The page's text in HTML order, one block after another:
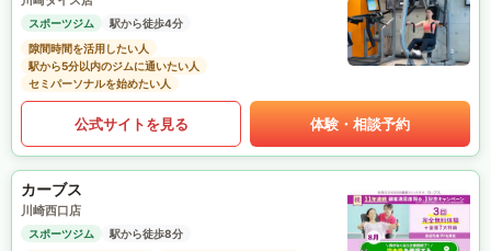
スポーツジム
駅から徒歩4分
隙間時間を活用したい人
駅から5分以内のジムに通いたい人
セミパーソナルを始めたい人
公式サイトを見る 体験・相談予約
カーブス
川崎西口店
スポーツジム
駅から徒歩8分